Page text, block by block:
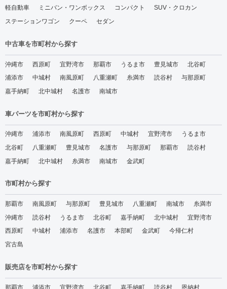
軽自動車 ミニバン・ワンボックス コンパクト
SUV・クロカン
ステーションワゴン
クーペ セダン
中古車を市町村から探す
沖縄市 西原町 宜野湾市 那覇市 うるま市 豊見城市
北谷町
浦添市
中城村 南風原町 八重瀬町 糸満市 読谷村
与那原町
嘉手納町
北中城村 名護市 南城市
車パーツを市町村から探す
沖縄市 浦添市 南風原町 西原町 中城村 宜野湾市
うるま市
北谷町
八重瀬町 豊見城市 名護市 与那原町 那覇市
読谷村
嘉手納町
北中城村 糸満市 南城市 金武町
市町村から探す
那覇市 南風原町 与那原町 豊見城市 八重瀬町 南城市
糸満市
沖縄市
読谷村 うるま市 北谷町 嘉手納町 北中城村
宜野湾市
西原町
中城村 浦添市 名護市 本部町 金武町
今帰仁村
宮古島
販売店を市町村から探す
那覇市 浦添市 宜野湾市 北谷町 嘉手納町 読谷村
恩納村